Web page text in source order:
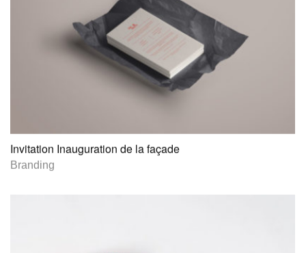
Invitation Inauguration de la façade
Branding